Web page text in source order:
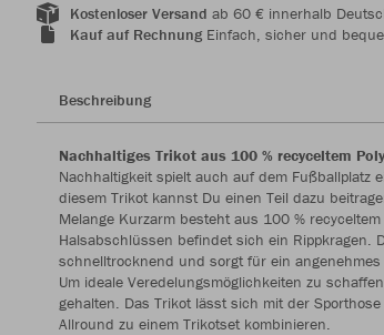
Kostenloser Versand ab 60 € innerhalb
Kauf auf RechnungEinfach, sicher und
Beschreibung
Nachhaltiges Trikot aus 100 % recyceltem
Nachhaltigkeit spielt auch auf dem Fußballplatz
diesem Trikot kannst Du einen Teil dazu
Melange Kurzarm besteht aus 100 %
Halsabschlüssen befindet sich ein Rippkragen.
schnelltrocknend und sorgt für ein angenehmes
Um ideale Veredelungsmöglichkeiten zu
gehalten. Das Trikot lässt sich mit der
Allround zu einem Trikotset kombinieren.